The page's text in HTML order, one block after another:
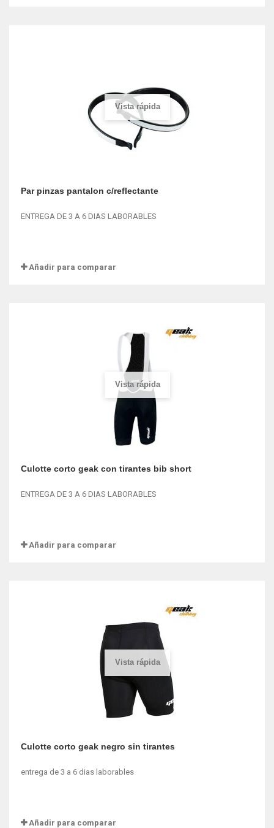
Vista rápida
Par pinzas pantalon c/reflectante
ENTREGA DE 3 A 6 DIAS LABORABLES
Añadir para comparar
Vista rápida
Culotte corto geak con tirantes bib short
ENTREGA DE 3 A 6 DIAS LABORABLES
Añadir para comparar
Vista rápida
Culotte corto geak negro sin tirantes
entrega de 3 a 6 dias laborables
Añadir para comparar